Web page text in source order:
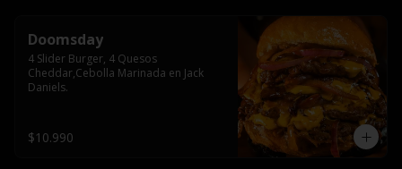
Doomsday
4 Slider Burger, 4 Quesos
Cheddar,Cebolla Marinada en Jack
Daniels.
$10.990